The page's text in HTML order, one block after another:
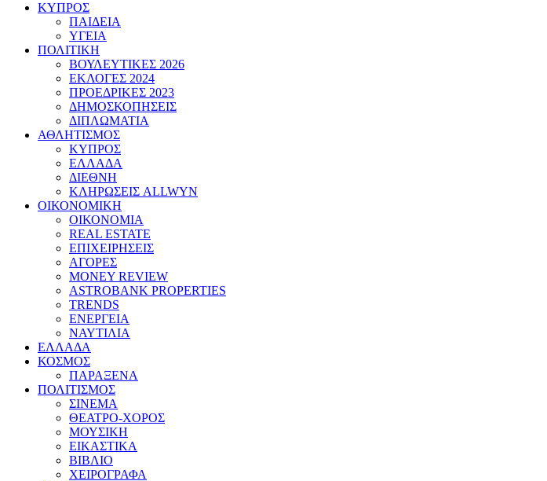
ΚΥΠΡΟΣ
ΠΑΙΔΕΙΑ
ΥΓΕΙΑ
ΠΟΛΙΤΙΚΗ
ΒΟΥΛΕΥΤΙΚΕΣ 2026
ΕΚΛΟΓΕΣ 2024
ΠΡΟΕΔΡΙΚΕΣ 2023
ΔΗΜΟΣΚΟΠΗΣΕΙΣ
ΔΙΠΛΩΜΑΤΙΑ
ΑΘΛΗΤΙΣΜΟΣ
ΚΥΠΡΟΣ
ΕΛΛΑΔΑ
ΔΙΕΘΝΗ
ΚΛΗΡΩΣΕΙΣ ALLWYN
ΟΙΚΟΝΟΜΙΚΗ
ΟΙΚΟΝΟΜΙΑ
REAL ESTATE
ΕΠΙΧΕΙΡΗΣΕΙΣ
ΑΓΟΡΕΣ
MONEY REVIEW
ASTROBANK PROPERTIES
TRENDS
ΕΝΕΡΓΕΙΑ
ΝΑΥΤΙΛΙΑ
ΕΛΛΑΔΑ
ΚΟΣΜΟΣ
ΠΑΡΑΞΕΝΑ
ΠΟΛΙΤΙΣΜΟΣ
ΣΙΝΕΜΑ
ΘΕΑΤΡΟ-ΧΟΡΟΣ
ΜΟΥΣΙΚΗ
ΕΙΚΑΣΤΙΚΑ
ΒΙΒΛΙΟ
ΧΕΙΡΟΓΡΑΦΑ